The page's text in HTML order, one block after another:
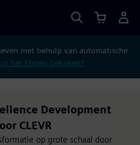
met behulp van automatische
het Engels bekijken?
Development
CLEVR
op grote schaal door